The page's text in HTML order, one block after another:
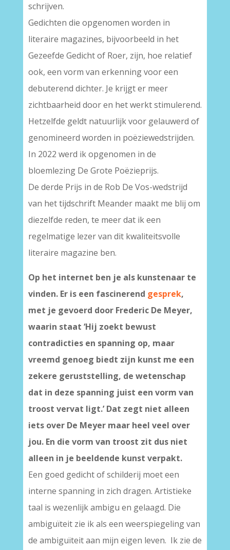
schrijven.
Gedichten die opgenomen worden in
literaire magazines, bijvoorbeeld in het
Gezeefde Gedicht of Roer, zijn, hoe relatief
ook, een vorm van erkenning voor een
debuterend dichter. Je krijgt er meer
zichtbaarheid door en het werkt stimulerend.
Hetzelfde geldt natuurlijk voor gelauwerd of
genomineerd worden in poëziewedstrijden.
In 2022 werd ik opgenomen in de
bloemlezing De Grote Poëzieprijs.
De derde Prijs in de Rob De Vos-wedstrijd
van het tijdschrift Meander maakt me blij om
diezelfde reden, te meer dat ik een
regelmatige lezer van dit kwaliteitsvolle
literaire magazine ben.
Op het internet ben je als kunstenaar te
vinden. Er is een fascinerend gesprek,
met je gevoerd door Frederic De Meyer,
waarin staat ‘Hij zoekt bewust
contradicties en spanning op, maar
vreemd genoeg biedt zijn kunst me een
zekere geruststelling, de wetenschap
dat in deze spanning juist een vorm van
troost vervat ligt.’ Dat zegt niet alleen
iets over De Meyer maar heel veel over
jou. En die vorm van troost zit dus niet
alleen in je beeldende kunst verpakt.
Een goed gedicht of schilderij moet een
interne spanning in zich dragen. Artistieke
taal is wezenlijk ambigu en gelaagd. Die
ambiguïteit zie ik als een weerspiegeling van
de ambiguïteit aan mijn eigen leven. Ik zie de